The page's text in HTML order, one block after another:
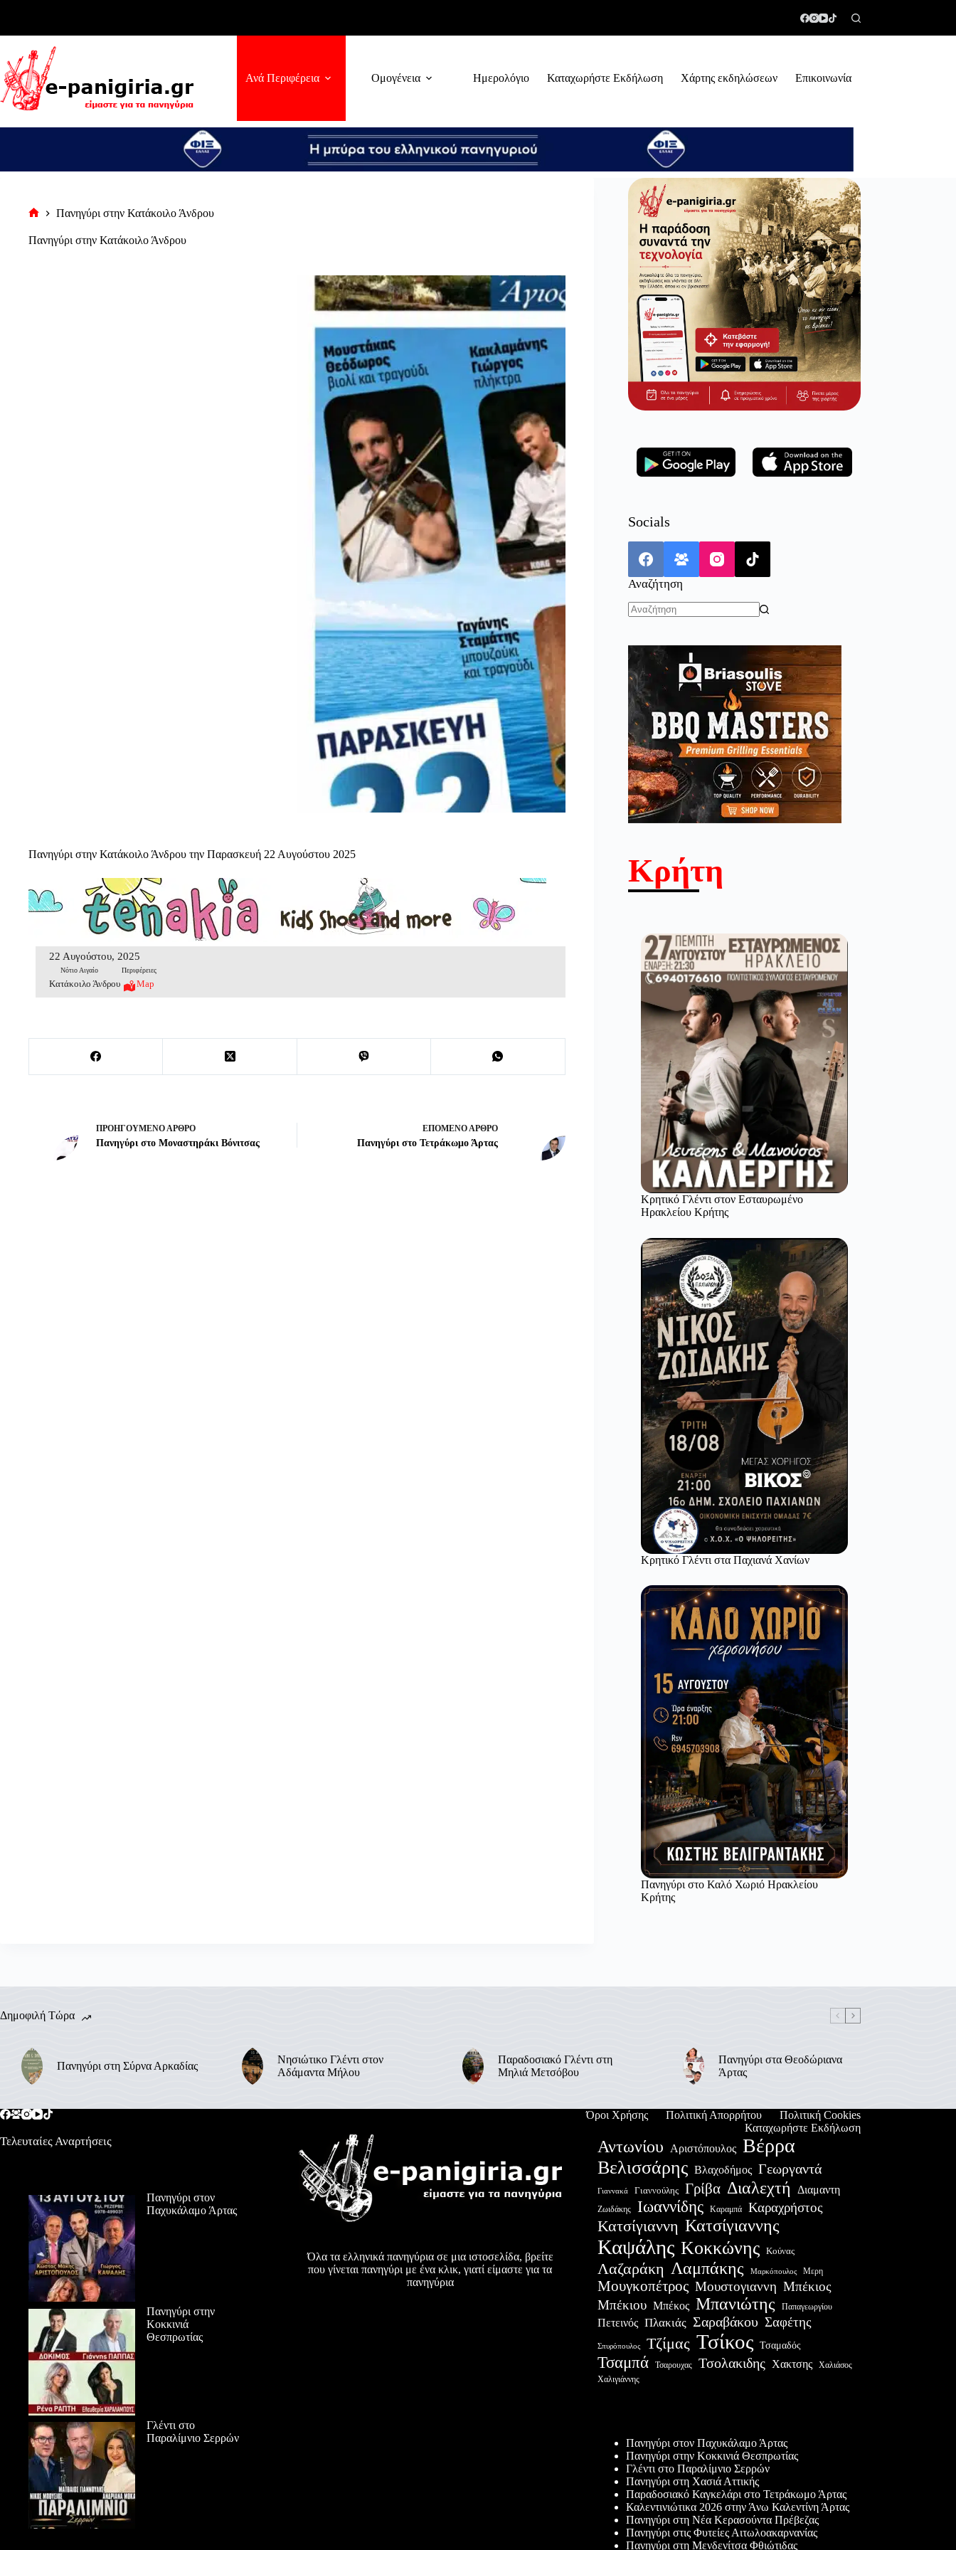
Ανά Περιφέρεια Ομογένεια Ημερολόγιο Καταχωρήστε Εκδήλωση Χάρτης εκδηλώσεων Επικοινωνία
σελίδα
Πανηγύρι στην Κατάκοιλο Άνδρου
Πανηγύρι στην Κατάκοιλο Άνδρου
Πανηγύρι στην Κατάκοιλο Άνδρου την Παρασκευή 22 Αυγούστου 2025
22 Αυγούστου, 2025
Νότιο Αιγαίο Περιφέρειες
Κατάκοιλο Άνδρου Map
ΠΡΟΗΓΟΎΜΕΝΟΆΡΘΡΟ
Πανηγύρι στο Μοναστηράκι Βόνιτσας
ΕΠΌΜΕΝΟΆΡΘΡΟ
Πανηγύρι στο Τετράκωμο Άρτας
Socials
Αναζήτηση
Κρήτη
Κρητικό Γλέντι στον Εσταυρωμένο
Ηρακλείου Κρήτης
Κρητικό Γλέντι στα Παχιανά Χανίων
Πανηγύρι στο Καλό Χωριό Ηρακλείου
Κρήτης
Δημοφιλή Τώρα
Πανηγύρι στη Σύρνα Αρκαδίας
Νησιώτικο Γλέντι στον
Αδάμαντα Μήλου
Παραδοσιακό Γλέντι στη
Μηλιά Μετσόβου
Πανηγύρι στα Θεοδώριανα
Άρτας
Όροι Χρήσης Πολιτική Απορρήτου
Πολιτική Cookies
Καταχωρήστε Εκδήλωση
Τελευταίες Αναρτήσεις
Πανηγύρι στον
Παχυκάλαμο Άρτας
Πανηγύρι στην
Κοκκινιά
Θεσπρωτίας
Γλέντι στο
Παραλίμνιο Σερρών
Όλα τα ελληνικά πανηγύρια σε μια ιστοσελίδα, βρείτε
που γίνεται πανηγύρι με ένα κλικ, γιατί είμαστε για τα
πανηγύρια
Αντωνίου Αριστόπουλος Βέρρα
Βελισσάρης Βλαχοδήμος Γεωργαντά
Γιαννακά Γιαννούλης Γρίβα Διαλεχτή Διαμαντη
Ζωιδάκης Ιωαννίδης Καραμπά Καραχρήστος
Κατσίγιαννη Κατσίγιαννης
Καψάλης Κοκκώνης Κούνας
Λαζαράκη Λαμπάκης Μαρκόπουλος Μερη
Μουγκοπέτρος Μουστογιαννη Μπέκιος
Μπέκιου Μπέκος Μπανιώτης Παπαγεωργίου
Πετεινός Πλακιάς Σαραβάκου Σαφέτης
Σπυρόπουλος Τζίμας Τσίκος Τσαμαδός
Τσαμπά Τσαρουχας Τσολακιδης Χακτσης
Χαλιάσος
Χαλιγιάννης
Πανηγύρι στον Παχυκάλαμο Άρτας
Πανηγύρι στην Κοκκινιά Θεσπρωτίας
Γλέντι στο Παραλίμνιο Σερρών
Πανηγύρι στη Χασιά Αττικής
Παραδοσιακό Καγκελάρι στο Τετράκωμο Άρτας
Καλεντινιώτικα 2026 στην Άνω Καλεντίνη Άρτας
Πανηγύρι στη Νέα Κερασούντα Πρέβεζας
Πανηγύρι στις Φυτείες Αιτωλοακαρνανίας
Πανηγύρι στη Μενδενίτσα Φθιώτιδας